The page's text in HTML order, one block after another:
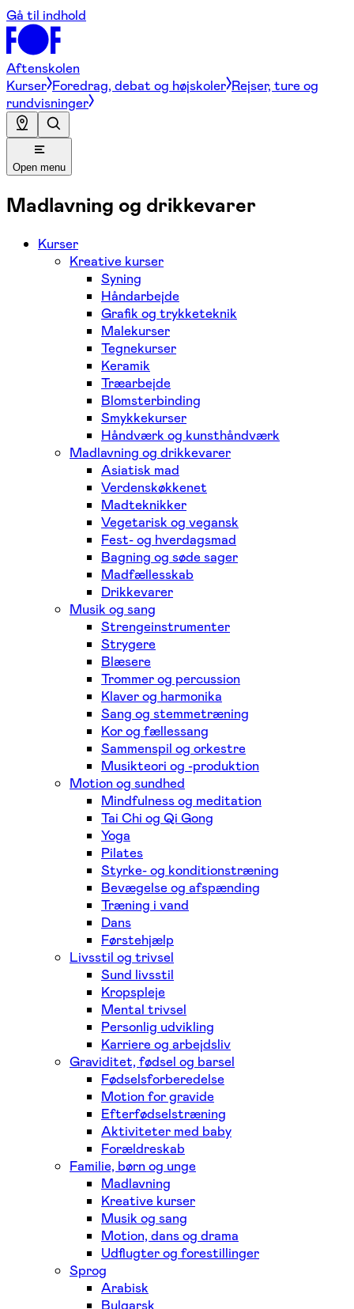
Gå til indhold
Aftenskolen
Kurser Foredrag, debat og højskoler Rejser, ture og
rundvisninger
Open menu
Madlavning og drikkevarer
Kurser
Kreative kurser
Syning
Håndarbejde
Grafik og trykketeknik
Malekurser
Tegnekurser
Keramik
Træarbejde
Blomsterbinding
Smykkekurser
Håndværk og kunsthåndværk
Madlavning og drikkevarer
Asiatisk mad
Verdenskøkkenet
Madteknikker
Vegetarisk og vegansk
Fest- og hverdagsmad
Bagning og søde sager
Madfællesskab
Drikkevarer
Musik og sang
Strengeinstrumenter
Strygere
Blæsere
Trommer og percussion
Klaver og harmonika
Sang og stemmetræning
Kor og fællessang
Sammenspil og orkestre
Musikteori og -produktion
Motion og sundhed
Mindfulness og meditation
Tai Chi og Qi Gong
Yoga
Pilates
Styrke- og konditionstræning
Bevægelse og afspænding
Træning i vand
Dans
Førstehjælp
Livsstil og trivsel
Sund livsstil
Kropspleje
Mental trivsel
Personlig udvikling
Karriere og arbejdsliv
Graviditet, fødsel og barsel
Fødselsforberedelse
Motion for gravide
Efterfødselstræning
Aktiviteter med baby
Forældreskab
Familie, børn og unge
Madlavning
Kreative kurser
Musik og sang
Motion, dans og drama
Udflugter og forestillinger
Sprog
Arabisk
Bulgarsk